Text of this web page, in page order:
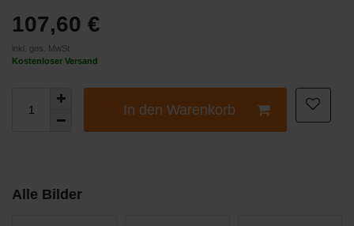
107,60 €
inkl. ges. MwSt
Kostenloser Versand
In den Warenkorb
Alle Bilder